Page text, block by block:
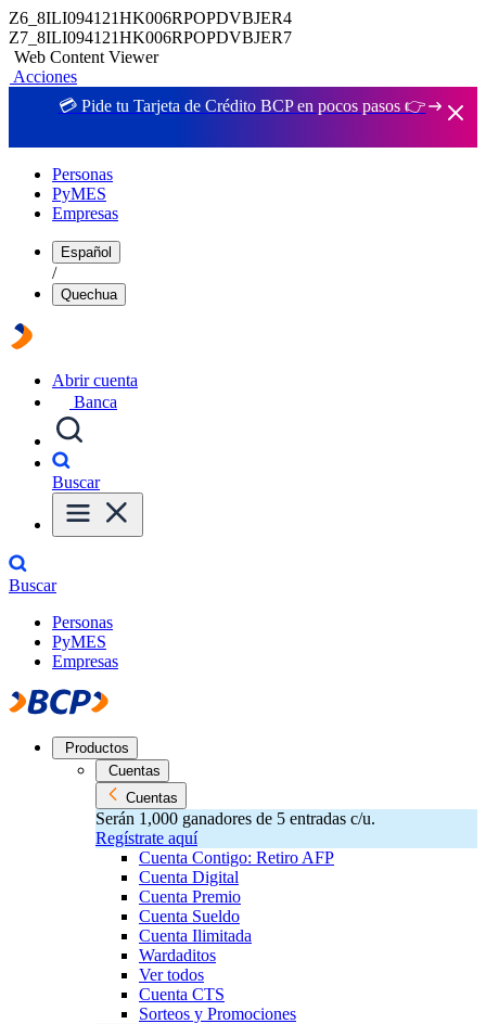
Z6_8ILI094121HK006RPOPDVBJER4
Z7_8ILI094121HK006RPOPDVBJER7
Web Content Viewer
Acciones
💳 Pide tu Tarjeta de Crédito BCP en pocos pasos 👉
Personas
PyMES
Empresas
Español
/
Quechua
Abrir cuenta
Banca
Buscar
Buscar
Personas
PyMES
Empresas
Productos
Cuentas
Cuentas
Serán 1,000 ganadores de 5 entradas c/u.
Regístrate aquí
Cuenta Contigo: Retiro AFP
Cuenta Digital
Cuenta Premio
Cuenta Sueldo
Cuenta Ilimitada
Wardaditos
Ver todos
Cuenta CTS
Sorteos y Promociones